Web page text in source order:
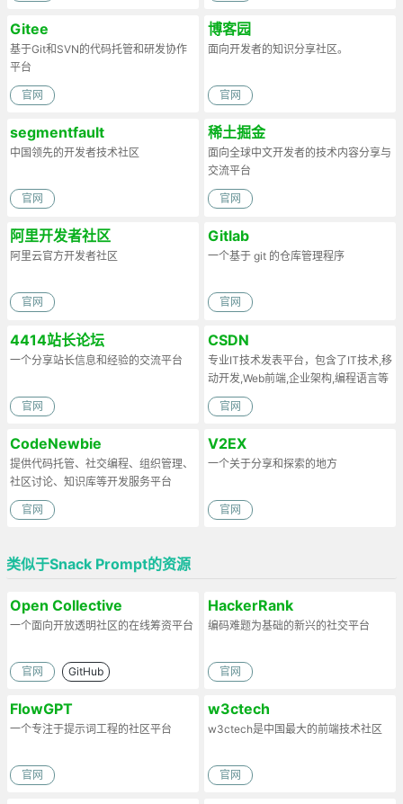
Gitee
基于Git和SVN的代码托管和研发协作
平台
官网
博客园
面向开发者的知识分享社区。
官网
segmentfault
中国领先的开发者技术社区
官网
稀土掘金
面向全球中文开发者的技术内容分享与
交流平台
官网
阿里开发者社区
阿里云官方开发者社区
官网
Gitlab
一个基于 git 的仓库管理程序
官网
4414站长论坛
一个分享站长信息和经验的交流平台
官网
CSDN
专业IT技术发表平台，包含了IT技术,移
动开发,Web前端,企业架构,编程语言等
官网
CodeNewbie
提供代码托管、社交编程、组织管理、
社区讨论、知识库等开发服务平台
官网
V2EX
一个关于分享和探索的地方
官网
类似于Snack Prompt的资源
Open Collective
一个面向开放透明社区的在线筹资平台
官网 GitHub
HackerRank
编码难题为基础的新兴的社交平台
官网
FlowGPT
一个专注于提示词工程的社区平台
官网
w3ctech
w3ctech是中国最大的前端技术社区
官网